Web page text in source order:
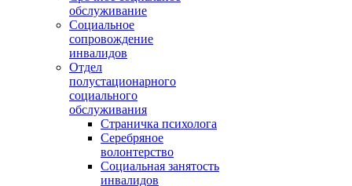
обслуживание
Социальное
сопровождение
инвалидов
Отдел
полустационарного
социального
обслуживания
Страничка психолога
Серебряное
волонтерство
Социальная занятость
инвалидов